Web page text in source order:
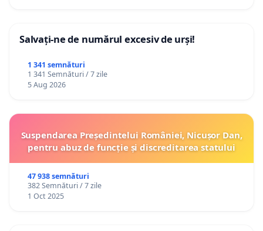
Salvați-ne de numărul excesiv de urși!
1 341 semnături
1 341 Semnături / 7 zile
5 Aug 2026
Suspendarea Președintelui României, Nicușor Dan,
pentru abuz de funcție și discreditarea statului
47 938 semnături
382 Semnături / 7 zile
1 Oct 2025